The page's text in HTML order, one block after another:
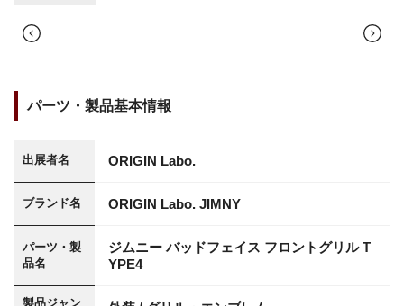
パーツ・製品基本情報
出展者名 ORIGIN Labo.
ブランド名 ORIGIN Labo. JIMNY
パーツ・製
品名
ジムニー バッドフェイス フロントグリル T
YPE4
製品ジャン